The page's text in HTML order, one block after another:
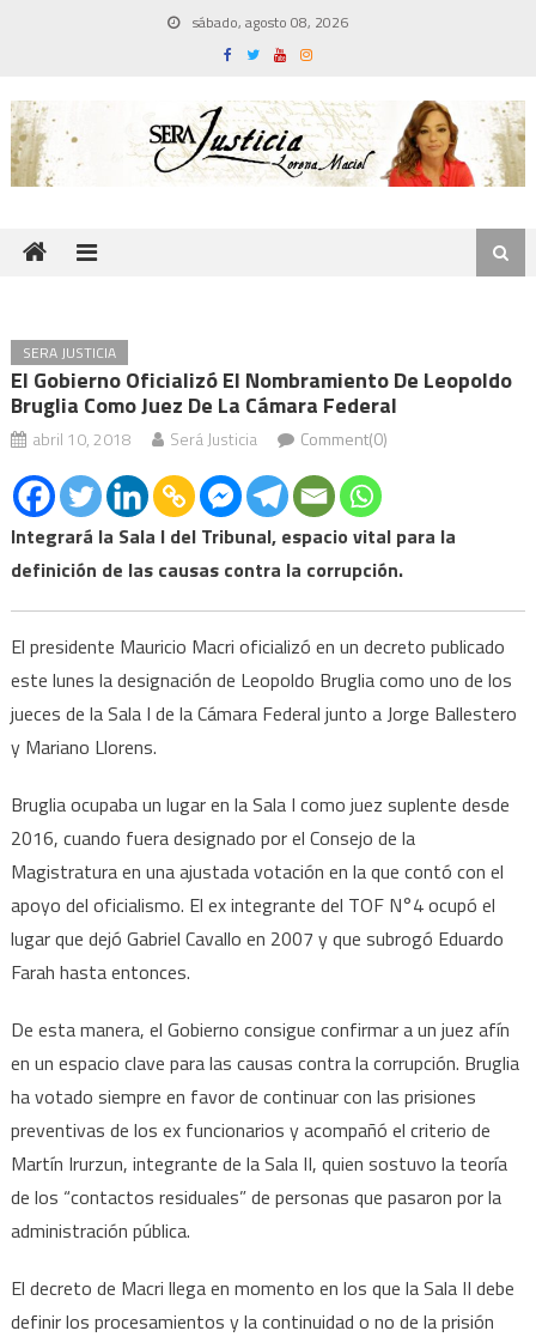
sábado, agosto 08, 2026
SERA JUSTICIA
El Gobierno Oficializó El Nombramiento De Leopoldo
Bruglia Como Juez De La Cámara Federal
abril 10, 2018 Será Justicia Comment(0)
Integrará la Sala I del Tribunal, espacio vital para la
definición de las causas contra la corrupción.
El presidente Mauricio Macri oficializó en un decreto publicado
este lunes la designación de Leopoldo Bruglia como uno de los
jueces de la Sala I de la Cámara Federal junto a Jorge Ballestero
y Mariano Llorens.
Bruglia ocupaba un lugar en la Sala I como juez suplente desde
2016, cuando fuera designado por el Consejo de la
Magistratura en una ajustada votación en la que contó con el
apoyo del oficialismo. El ex integrante del TOF N°4 ocupó el
lugar que dejó Gabriel Cavallo en 2007 y que subrogó Eduardo
Farah hasta entonces.
De esta manera, el Gobierno consigue confirmar a un juez afín
en un espacio clave para las causas contra la corrupción. Bruglia
ha votado siempre en favor de continuar con las prisiones
preventivas de los ex funcionarios y acompañó el criterio de
Martín Irurzun, integrante de la Sala II, quien sostuvo la teoría
de los “contactos residuales” de personas que pasaron por la
administración pública.
El decreto de Macri llega en momento en los que la Sala II debe
definir los procesamientos y la continuidad o no de la prisión